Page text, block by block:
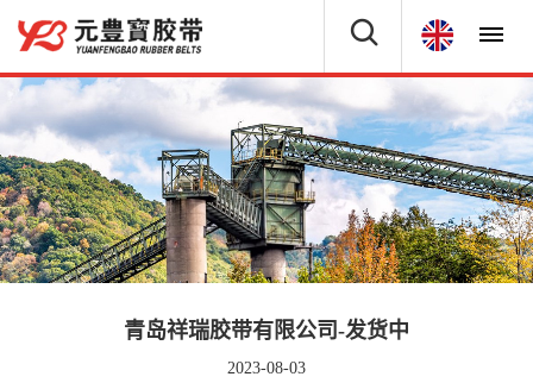
青岛祥瑞胶带有限公司-发货中
2023-08-03